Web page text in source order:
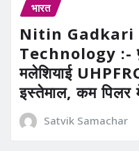
भारत
Nitin Gadkari
Technology :-
मलेशियाई
इस्तेमाल, कम
Satvik Samachar